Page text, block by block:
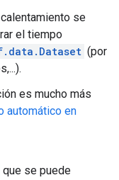
se
el tiempo
(por
es mucho más
automático en
que se puede